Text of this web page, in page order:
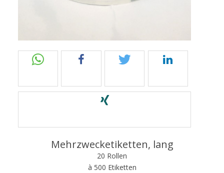
Mehrzwecketiketten, lang
20 Rollen
à 500 Etiketten